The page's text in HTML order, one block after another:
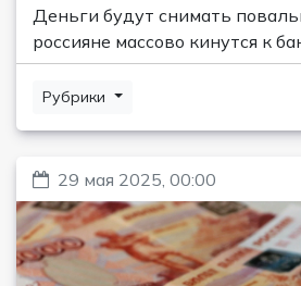
Деньги будут снимать
россияне массово кинутся к
Рубрики
29 мая 2025, 00:00